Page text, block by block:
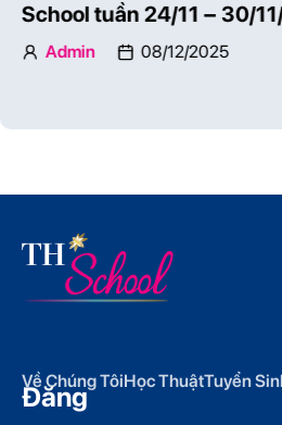
School tuần 24/11 – 30/
Phần 1
Admin 08/12/2025
Về Chúng TôiHọc ThuậtTuyển
Đăng